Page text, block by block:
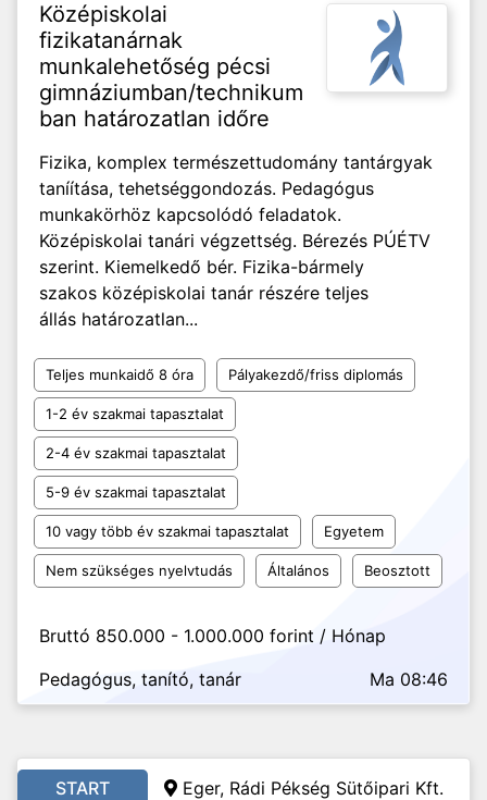
Középiskolai
fizikatanárnak
munkalehetőség pécsi
gimnáziumban/technikum
ban határozatlan időre
Fizika, komplex természettudomány tantárgyak
taníítása, tehetséggondozás. Pedagógus
munkakörhöz kapcsolódó feladatok.
Középiskolai tanári végzettség. Bérezés PÚÉTV
szerint. Kiemelkedő bér. Fizika-bármely
szakos középiskolai tanár részére teljes
állás határozatlan...
Teljes munkaidő 8 óra Pályakezdő/friss diplomás
1-2 év szakmai tapasztalat
2-4 év szakmai tapasztalat
5-9 év szakmai tapasztalat
10 vagy több év szakmai tapasztalat Egyetem
Nem szükséges nyelvtudás Általános Beosztott
Bruttó 850.000 - 1.000.000 forint / Hónap
Pedagógus, tanító, tanár
Ma 08:46
START Eger, Rádi Pékség Sütőipari Kft.